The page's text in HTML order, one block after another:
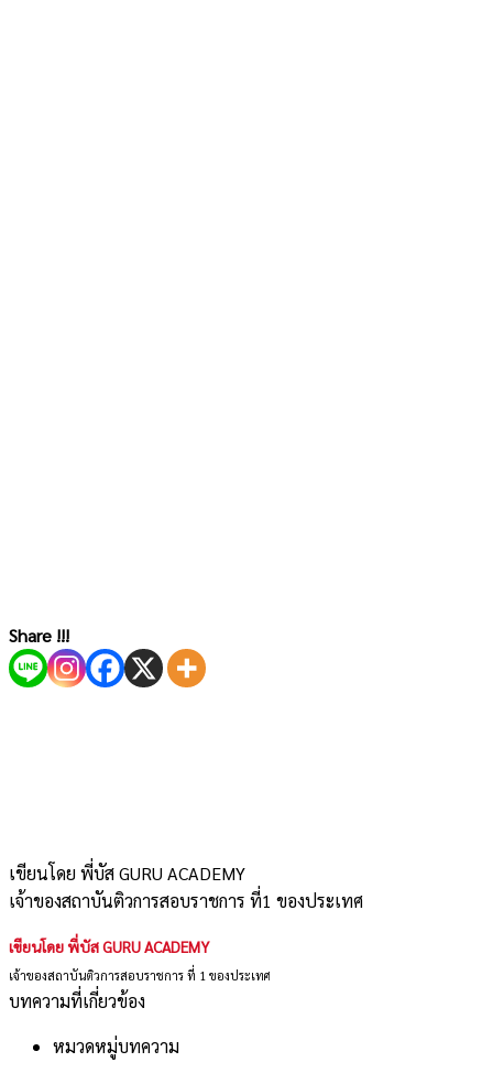
Share !!!
เขียนโดย พี่บัส GURU ACADEMY
เจ้าของสถาบันติวการสอบราชการ ที่1 ของประเทศ
เขียนโดย พี่บัส GURU ACADEMY
เจ้าของสถาบันติวการสอบราชการ ที่ 1 ของประเทศ
บทความที่เกี่ยวข้อง
หมวดหมู่บทความ